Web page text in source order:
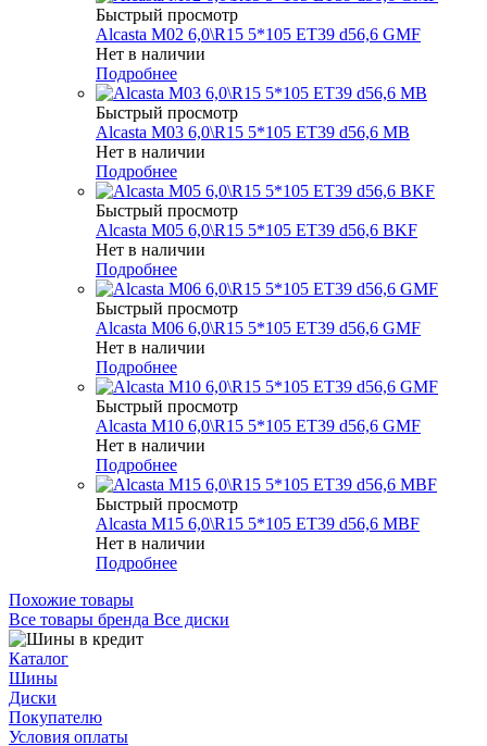
Быстрый просмотр
Alcasta M02 6,0\R15 5*105 ET39 d56,6 GMF
Нет в наличии
Подробнее
Быстрый просмотр
Alcasta M03 6,0\R15 5*105 ET39 d56,6 MB
Нет в наличии
Подробнее
Быстрый просмотр
Alcasta M05 6,0\R15 5*105 ET39 d56,6 BKF
Нет в наличии
Подробнее
Быстрый просмотр
Alcasta M06 6,0\R15 5*105 ET39 d56,6 GMF
Нет в наличии
Подробнее
Быстрый просмотр
Alcasta M10 6,0\R15 5*105 ET39 d56,6 GMF
Нет в наличии
Подробнее
Быстрый просмотр
Alcasta M15 6,0\R15 5*105 ET39 d56,6 MBF
Нет в наличии
Подробнее
Похожие товары
Все товары бренда Все диски
Каталог
Шины
Диски
Покупателю
Условия оплаты